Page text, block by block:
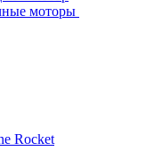
моторы
Rocket